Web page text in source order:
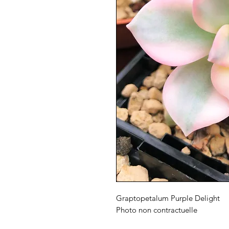
Graptopetalum Purple Delight
Photo non contractuelle